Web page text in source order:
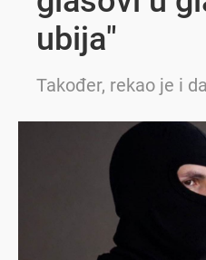
ubija"
Također, rekao je i